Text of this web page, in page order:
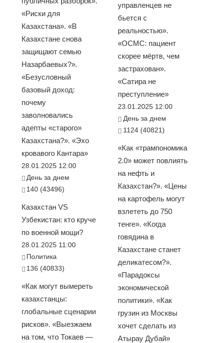
«Риски для
Казахстана». «В
Казахстане снова
защищают семью
Назарбаевых?».
«Безусловный
базовый доход:
почему
заволновались
адепты «старого»
Казахстана?». «Эхо
кровавого Кантара»
28.01.2025 12:00
День за днем
140 (43496)
Казахстан VS
Узбекистан: кто круче
по военной мощи?
28.01.2025 11:00
Политика
136 (40833)
«Как могут вымереть
казахстанцы:
глобальные сценарии
рисков». «Выезжаем
на том, что Токаев —
управленцев не
бьется с
реальностью».
«ОСМС: пациент
скорее мёртв, чем
застрахован».
«Сатира не
преступление»
23.01.2025 12:00
День за днем
1124 (40821)
«Как «трампономика
2.0» может повлиять
на нефть и
Казахстан?». «Цены
на картофель могут
взлететь до 750
тенге». «Когда
говядина в
Казахстане станет
деликатесом?».
«Парадоксы
экономической
политики». «Как
грузин из Москвы
хочет сделать из
Атырау Дубай»